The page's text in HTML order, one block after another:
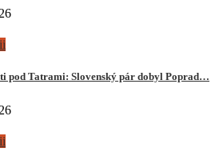
pod Tatrami: Slovenský pár dobyl Poprad…